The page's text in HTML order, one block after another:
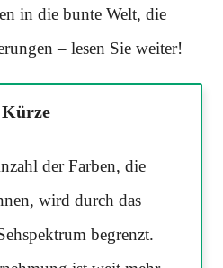
in die bunte Welt, die
– lesen Sie weiter!
der Farben, die
wird durch das
begrenzt.